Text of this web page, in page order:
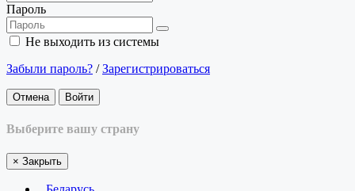
Пароль
Не выходить из системы
Забыли пароль? /Зарегистрироваться
Отмена Войти
Выберите вашу страну
× Закрыть